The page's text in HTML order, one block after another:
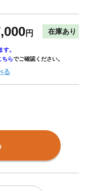
円 在庫あり
す。
ちらでご確認ください。
る